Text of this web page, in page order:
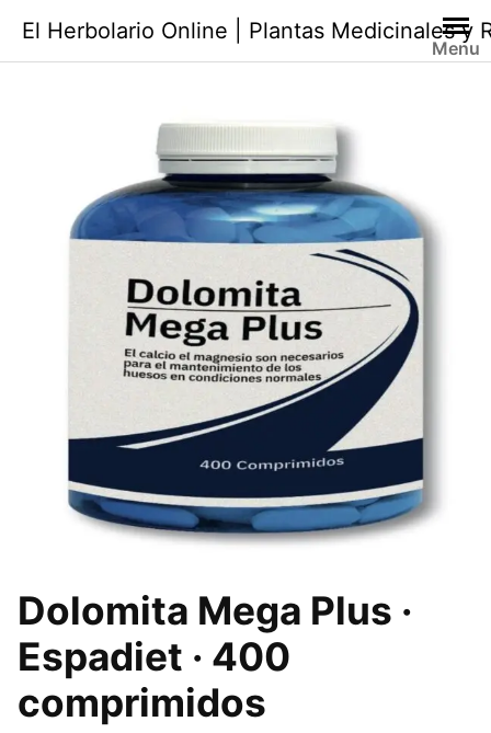
contenido
El Herbolario Online | Plantas Medicinales y
Menu
Dolomita Mega Plus ·
Espadiet · 400
comprimidos